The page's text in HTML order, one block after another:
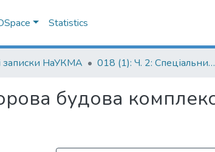
Statistics
записки НаУКМА 018 (1): Ч. 2: Спеціальний випуск
будова